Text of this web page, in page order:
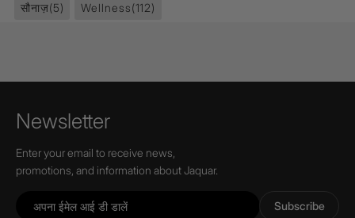
सौनाज़(5) Wellness(112)
Newsletter
Enter your email to receive news,
promotions, and information about Jaquar.
Subscribe